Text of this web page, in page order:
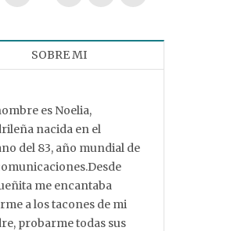
SOBRE MI
es Noelia,
nacida en el
del 83, año mundial de
me encantaba
a los tacones de mi
probarme todas sus